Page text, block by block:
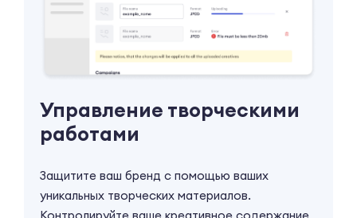
Управление творческими
работами
Защитите ваш бренд с помощью ваших
уникальных творческих материалов.
Контролируйте ваше креативное содержание